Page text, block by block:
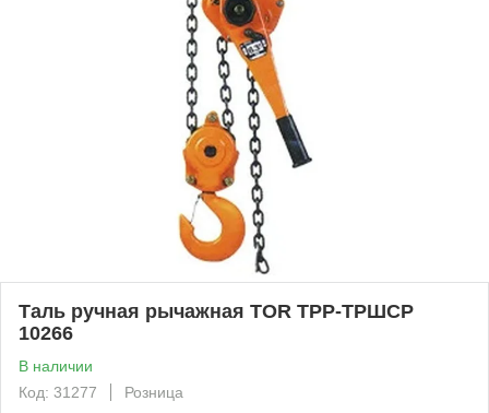
Таль ручная рычажная TOR ТРР-ТРШСР
10266
В наличии
Код: 31277
Розница